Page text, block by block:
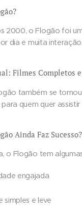
2000, o Flogão foi
dia e muita
Filmes Completos
também se
quem quer
Ainda Faz Sucesso?
o Flogão tem
engajada
simples e leve